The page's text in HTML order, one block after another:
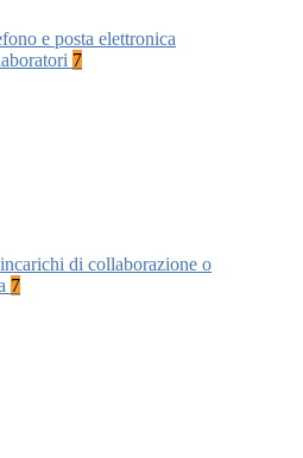
e posta elettronica
7
di collaborazione o
7